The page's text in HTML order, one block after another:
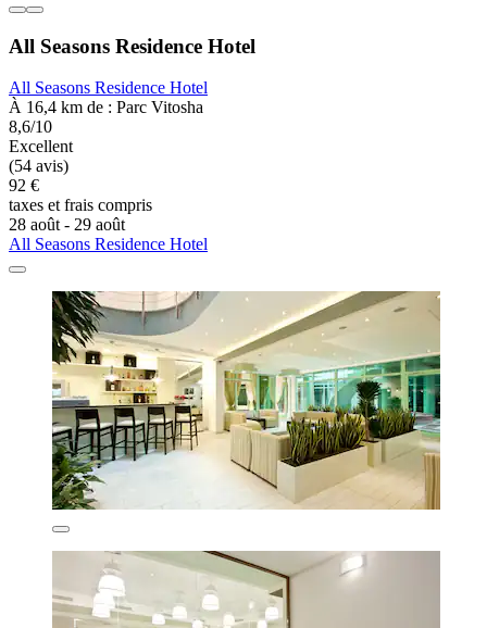
All Seasons Residence Hotel
All Seasons Residence Hotel
À 16,4 km de : Parc Vitosha
8,6/10
Excellent
(54 avis)
92 €
taxes et frais compris
28 août - 29 août
All Seasons Residence Hotel